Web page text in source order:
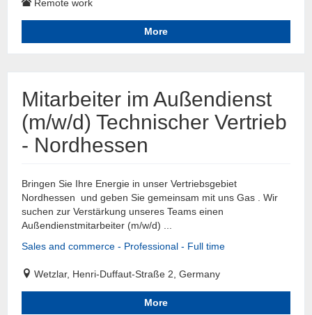
Remote work
More
Mitarbeiter im Außendienst
(m/w/d) Technischer Vertrieb
- Nordhessen
Bringen Sie Ihre Energie in unser Vertriebsgebiet
Nordhessen und geben Sie gemeinsam mit uns Gas . Wir
suchen zur Verstärkung unseres Teams einen
Außendienstmitarbeiter (m/w/d) ...
Sales and commerce - Professional - Full time
Wetzlar, Henri-Duffaut-Straße 2, Germany
More